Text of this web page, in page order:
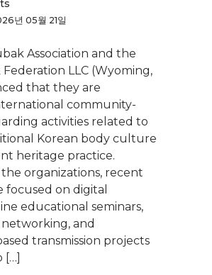
년 05월 21일
Association and the
LLC (Wyoming,
that they are
community-
activities related to
Korean body culture
heritage practice.
organizations, recent
focused on digital
educational seminars,
and
transmission projects